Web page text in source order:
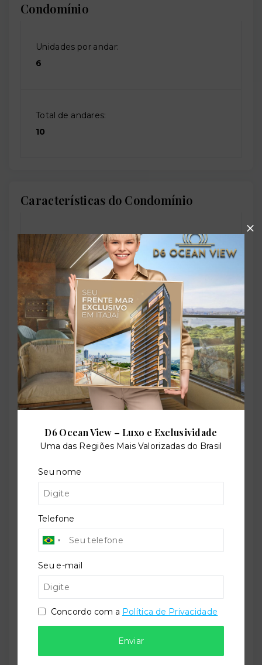
Condomínio
Unidades por andar:
6
Total de andares:
10
Características do Condomínio
Academia de ginástica
Brinquedoteca
Churrasqueira
Elevador de serviço
Elevador social
Piscina adulto
Piscina infantil
Sala de jogos
D6 Ocean View – Luxo e Exclusividade
Uma das Regiões Mais Valorizadas do Brasil
Seu nome
Telefone
Seu e-mail
Concordo com a Política de Privacidade
Enviar